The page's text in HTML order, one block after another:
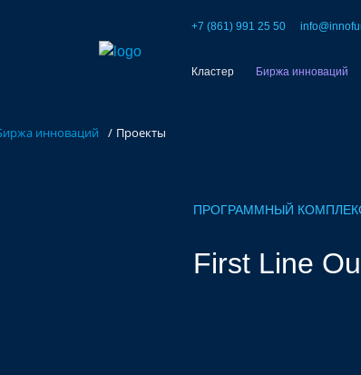
+7 (861) 991 25 50
Кластер Биржа инноваций
инноваций / Проекты
ПРОГРАММНЫЙ
First Line